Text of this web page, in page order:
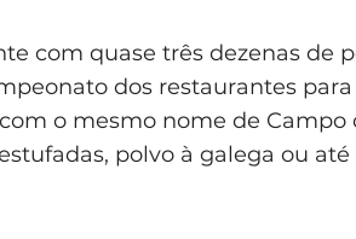
com quase três dezenas de
dos restaurantes
o mesmo nome de Campo
polvo à galega ou